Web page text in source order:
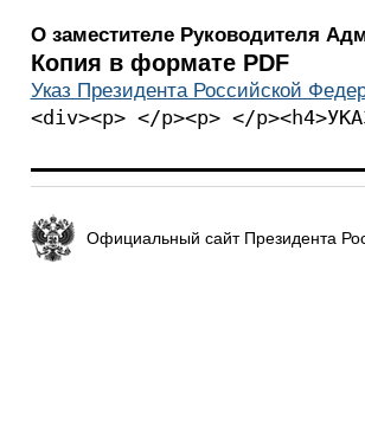
О заместителе Руководителя
Копия в формате PDF
Указ Президента Российской
<div><p> </p><p> </
Официальный сайт Президента